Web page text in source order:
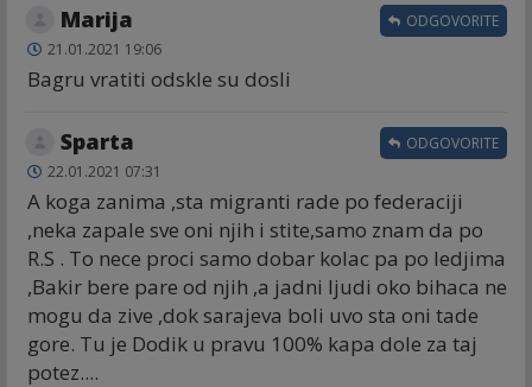
Marija
21.01.2021 19:06
Bagru vratiti odskle su dosli
ODGOVORITE
Sparta
22.01.2021 07:31
A koga zanima ,sta migranti rade po federaciji
,neka zapale sve oni njih i stite,samo znam da po
R.S . To nece proci samo dobar kolac pa po ledjima
,Bakir bere pare od njih ,a jadni ljudi oko bihaca ne
mogu da zive ,dok sarajeva boli uvo sta oni tade
gore. Tu je Dodik u pravu 100% kapa dole za taj
potez....
ODGOVORITE